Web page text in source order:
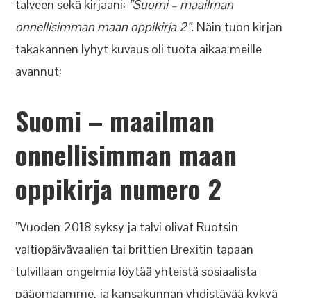
talveen sekä kirjaani: ”Suomi – maailman
onnellisimman maan oppikirja 2”. Näin tuon kirjan
takakannen lyhyt kuvaus oli tuota aikaa meille
avannut:
Suomi – maailman
onnellisimman maan
oppikirja numero 2
”Vuoden 2018 syksy ja talvi olivat Ruotsin
valtiopäivävaalien tai brittien Brexitin tapaan
tulvillaan ongelmia löytää yhteistä sosiaalista
pääomaamme, ja kansakunnan yhdistävää kykyä